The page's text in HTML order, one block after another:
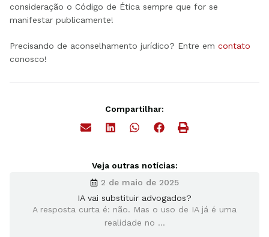
consideração o Código de Ética sempre que for se
manifestar publicamente!
Precisando de aconselhamento jurídico? Entre em contato
conosco!
Compartilhar:
Veja outras notícias:
2 de maio de 2025
IA vai substituir advogados?
A resposta curta é: não. Mas o uso de IA já é uma
realidade no ...